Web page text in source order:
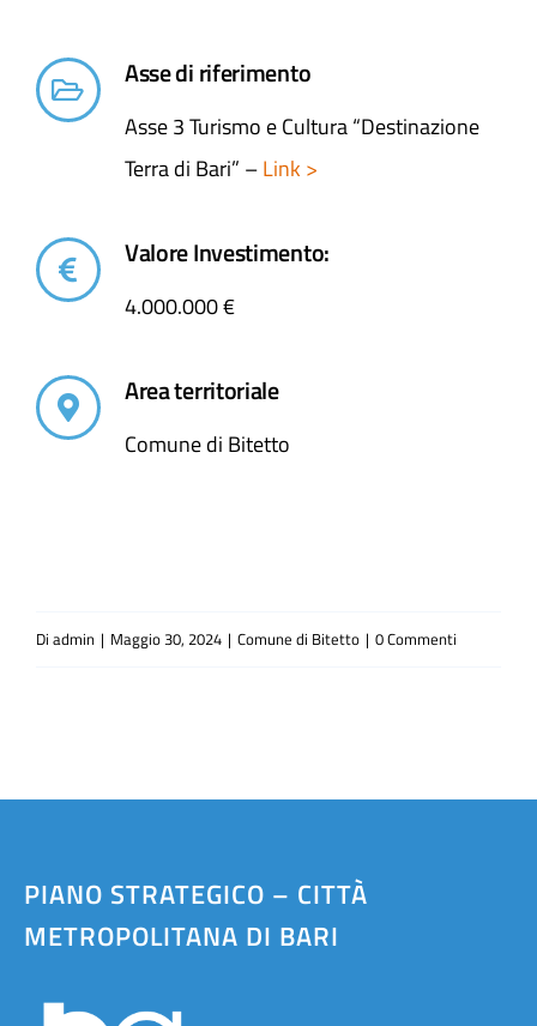
Asse di riferimento
Asse 3 Turismo e Cultura “Destinazione
Terra di Bari” –Link >
Valore Investimento:
4.000.000 €
Area territoriale
Comune di Bitetto
Di admin | Maggio 30, 2024 | Comune di Bitetto | 0 Commenti
PIANO STRATEGICO – CITTÀ
METROPOLITANA DI BARI